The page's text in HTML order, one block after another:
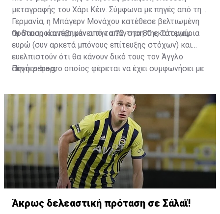
μεταγραφής του Χάρι Κέιν. Σύμφωνα με πηγές από την
Γερμανία, η Μπάγερν Μονάχου κατέθεσε βελτιωμένη
πρόταση και περιμένει την απάντηση της Τότεναμ.
Οι Βαυαροί ανέβηκαν από τα 70, στα 80 εκατομμύρια
ευρώ (συν αρκετά μπόνους επίτευξης στόχων) και
ευελπιστούν ότι θα κάνουν δικό τους τον Άγγλο
σέντερ-φορ, ο οποίος φέρεται να έχει συμφωνήσει με
συμβολαίου του.
Πηγή: sdna.gr
Άκρως δελεαστική πρόταση σε Σάλαϊ!